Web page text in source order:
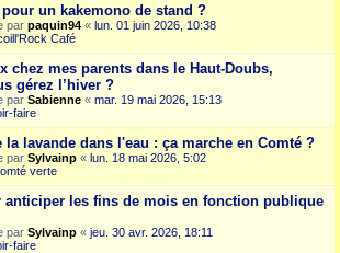
un kakemono de stand ?
par paquin94 « lun. 01 juin 2026, 10:38
Café
chez mes parents dans le Haut-Doubs,
gérez l’hiver ?
par Sabienne « mar. 19 mai 2026, 15:13
faire
la lavande dans l'eau : ça marche en Comté ?
par Sylvainp « lun. 18 mai 2026, 5:02
verte
anticiper les fins de mois en fonction publique
par Sylvainp « jeu. 30 avr. 2026, 18:11
faire